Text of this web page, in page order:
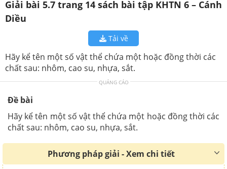
Giải bài 5.7 trang 14 sách bài tập KHTN 6 – Cánh
Diều
Tải về
Hãy kể tên một số vật thể chứa một hoặc đồng thời các
chất sau: nhôm, cao su, nhựa, sắt.
QUẢNG CÁO
Đề bài
Hãy kể tên một số vật thể chứa một hoặc đồng thời các
chất sau: nhôm, cao su, nhựa, sắt.
Phương pháp giải - Xem chi tiết